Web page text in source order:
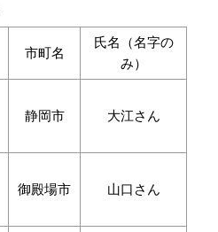
市町名
氏名（名字の
み）
静岡市 大江さん
御殿場市 山口さん